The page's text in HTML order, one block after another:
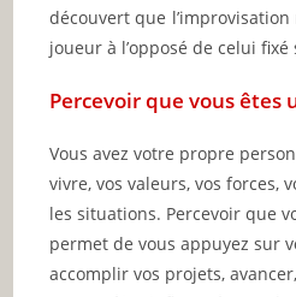
découvert que
joueur à l’opposé de celui
Percevoir que vous êtes
Vous avez votre propre
vivre, vos valeurs, vos forces,
les situations. Percevoir que
permet de vous appuyez sur
accomplir vos projets,